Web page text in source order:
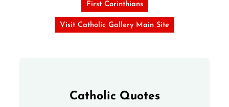
First Corinthians
Visit Catholic Gallery Main Site
Catholic Quotes